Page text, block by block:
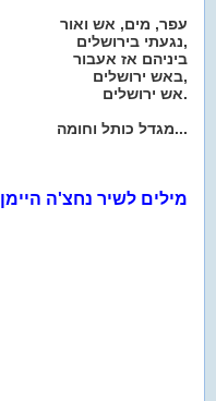
עפר, מים, אש ואור
נגעתי בירושלים,
ביניהם אז אעבור
באש ירושלים,
אש ירושלים.
מגדל כותל וחומה...
מילים לשיר נחצ'ה היימן